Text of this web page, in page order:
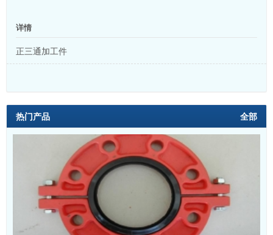
详情
正三通加工件
热门产品 全部